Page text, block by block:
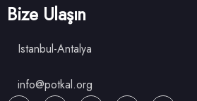
Bize Ulaşın
Istanbul-Antalya
info@potkal.org